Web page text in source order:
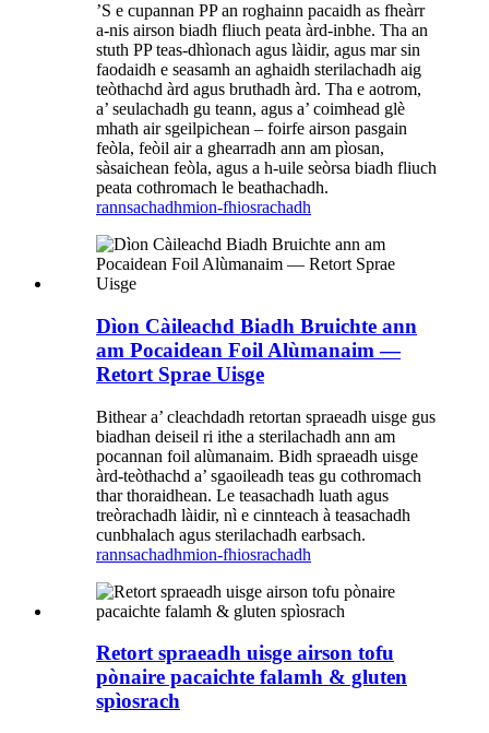
’S e cupannan PP an roghainn pacaidh as fheàrr
a-nis airson biadh fliuch peata àrd-inbhe. Tha an
stuth PP teas-dhìonach agus làidir, agus mar sin
faodaidh e seasamh an aghaidh sterilachadh aig
teòthachd àrd agus bruthadh àrd. Tha e aotrom,
a’ seulachadh gu teann, agus a’ coimhead glè
mhath air sgeilpichean – foirfe airson pasgain
feòla, feòil air a ghearradh ann am pìosan,
sàsaichean feòla, agus a h-uile seòrsa biadh fliuch
peata cothromach le beathachadh.
rannsachadhmion-fhiosrachadh
Dìon Càileachd Biadh Bruichte ann
am Pocaidean Foil Alùmanaim —
Retort Sprae Uisge
Bithear a’ cleachdadh retortan spraeadh uisge gus
biadhan deiseil ri ithe a sterilachadh ann am
pocannan foil alùmanaim. Bidh spraeadh uisge
àrd-teòthachd a’ sgaoileadh teas gu cothromach
thar thoraidhean. Le teasachadh luath agus
treòrachadh làidir, nì e cinnteach à teasachadh
cunbhalach agus sterilachadh earbsach.
rannsachadhmion-fhiosrachadh
Retort spraeadh uisge airson tofu
pònaire pacaichte falamh & gluten
spìosrach